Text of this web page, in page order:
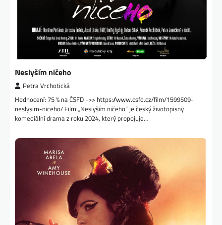
Neslyším ničeho
Petra Vrchotická
Hodnocení: 75 % na ČSFD ->> https://www.csfd.cz/film/1599509-
neslysim-niceho/ Film „Neslyším ničeho“ je český životopisný
komediální drama z roku 2024, který propojuje…